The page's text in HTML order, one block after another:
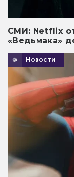
СМИ: Netflix
«Ведьмака»
Новости